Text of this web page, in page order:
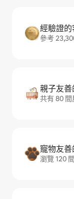
經驗證
參考
親子友
共有 80
寵物友
瀏覽 120